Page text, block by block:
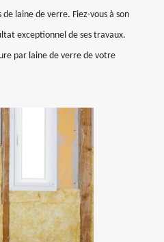
laine de verre. Fiez-vous à son
exceptionnel de ses travaux.
par laine de verre de votre